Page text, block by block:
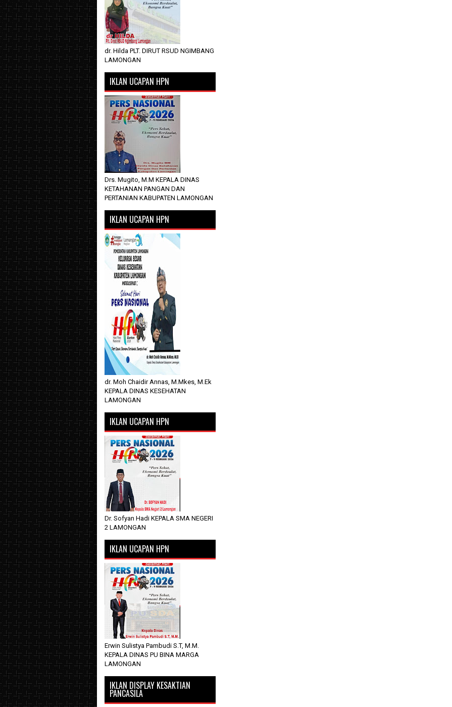
dr. Hilda PLT. DIRUT RSUD NGIMBANG
LAMONGAN
IKLAN UCAPAN HPN
Drs. Mugito, M.M KEPALA DINAS
KETAHANAN PANGAN DAN
PERTANIAN KABUPATEN LAMONGAN
IKLAN UCAPAN HPN
dr. Moh Chaidir Annas, M.Mkes, M.Ek
KEPALA DINAS KESEHATAN
LAMONGAN
IKLAN UCAPAN HPN
Dr. Sofyan Hadi KEPALA SMA NEGERI
2 LAMONGAN
IKLAN UCAPAN HPN
Erwin Sulistya Pambudi S.T, M.M.
KEPALA DINAS PU BINA MARGA
LAMONGAN
IKLAN DISPLAY KESAKTIAN
PANCASILA